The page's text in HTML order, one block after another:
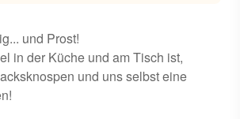
und Prost!
in der Küche und am Tisch ist,
und uns selbst eine